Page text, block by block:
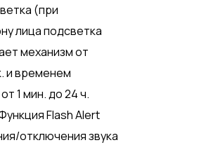
(при
лица подсветка
механизм от
и временем
1 мин. до 24 ч.
Flash Alert
отключения звука